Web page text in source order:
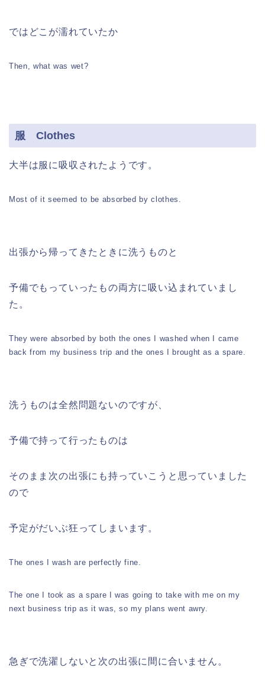
ではどこが濡れていたか
Then, what was wet?
服 Clothes
大半は服に吸収されたようです。
Most of it seemed to be absorbed by clothes.
出張から帰ってきたときに洗うものと
予備でもっていったもの両方に吸い込まれていまし
た。
They were absorbed by both the ones I washed when I came
back from my business trip and the ones I brought as a spare.
洗うものは全然問題ないのですが、
予備で持って行ったものは
そのまま次の出張にも持っていこうと思っていました
ので
予定がだいぶ狂ってしまいます。
The ones I wash are perfectly fine.
The one I took as a spare I was going to take with me on my
next business trip as it was, so my plans went awry.
急ぎで洗濯しないと次の出張に間に合いません。